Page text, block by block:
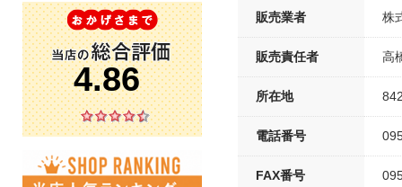
販売業者 株
販売責任者 高
所在地
電話番号
FAX番号